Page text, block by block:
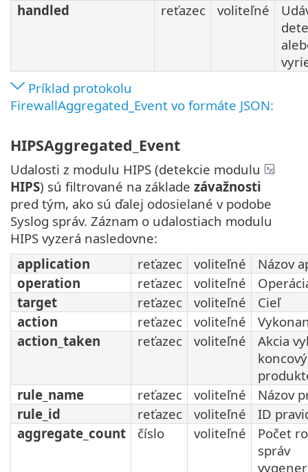
handled
reťazec voliteľné
Príklad protokolu
FirewallAggregated_Event vo formáte JSON:
HIPSAggregated_Event
Udalosti z modulu HIPS (detekcie modulu
HIPS) sú filtrované na základe závažnosti
pred tým, ako sú ďalej odosielané v podobe
Syslog správ. Záznam o udalostiach modulu
HIPS vyzerá nasledovne:
application
reťazec voliteľné
Názov
operation
reťazec voliteľné
target
reťazec voliteľné
Cieľ
action
reťazec voliteľné
action_taken
reťazec voliteľné
Akcia
rule_name
reťazec voliteľné
Názov
rule_id
reťazec voliteľné
ID
aggregate_count
číslo voliteľné
Počet
správ